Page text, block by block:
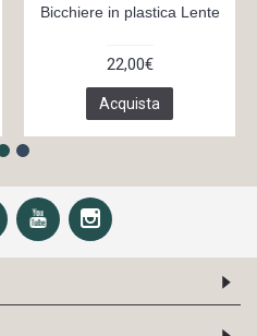
Bicchiere in plastica Lente
22,00€
Acquista